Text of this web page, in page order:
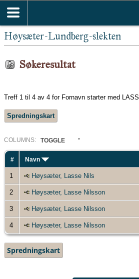
Høysæter-Lundberg-slekten
Søkeresultat
Treff 1 til 4 av 4 for Fornavn starter med
Spredningskart
COLUMN S: TOGGLE
# Navn
1 Høysæter, Lasse Nils
2 Høysæter, Lasse Nilsson
3 Høysæter, Lasse Nilsson
4 Høysæter, Lasse Nilsson
Spredningskart